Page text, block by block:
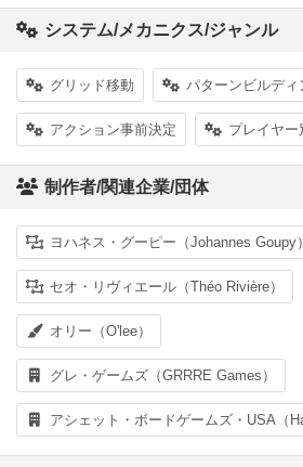
システム/メカニクス/ジャンル
グリッド移動 パターンビルディ
アクション事前決定 プレイヤー
制作者/関連企業/団体
ヨハネス・グーピー（Johannes Goupy）
セオ・リヴィエール（Théo Rivière）
オリー（O'lee）
グレ・ゲームズ（GRRRE Games）
アシェット・ボードゲームズ・USA（